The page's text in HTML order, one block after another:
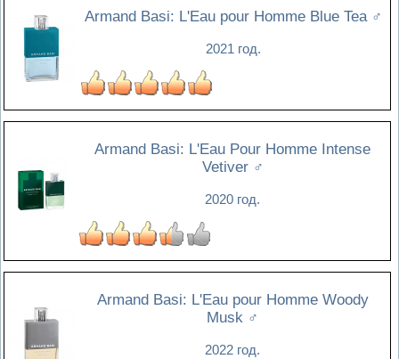
Armand Basi: L'Eau pour Homme Blue Tea ♂
2021 год.
Armand Basi: L'Eau Pour Homme Intense
Vetiver ♂
2020 год.
Armand Basi: L'Eau pour Homme Woody
Musk ♂
2022 год.